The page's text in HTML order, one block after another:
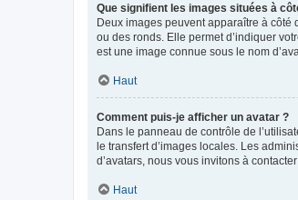
Que signifient les images situées à
Deux images peuvent apparaître à côté
ou des ronds. Elle permet d’indiquer
est une image connue sous le nom
Haut
Comment puis-je afficher un avatar ?
Dans le panneau de contrôle de
le transfert d’images locales. Les
d’avatars, nous vous invitons à
Haut